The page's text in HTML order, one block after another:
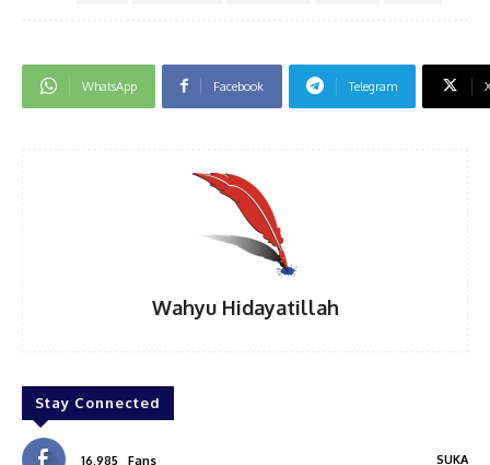
WhatsApp Facebook Telegram
Wahyu Hidayatillah
Stay Connected
16,985 Fans SUKA